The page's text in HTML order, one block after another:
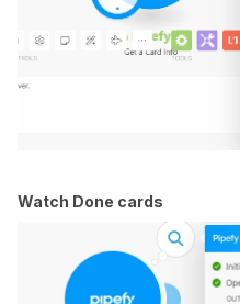
Watch Done cards